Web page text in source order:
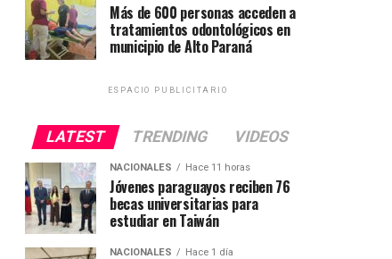
Más de 600 personas acceden a
tratamientos odontológicos en
municipio de Alto Paraná
ESPACIO PUBLICITARIO
LATEST TRENDING VIDEOS
NACIONALES Hace 11 horas
Jóvenes paraguayos reciben 76
becas universitarias para
estudiar en Taiwán
NACIONALES Hace 1 día